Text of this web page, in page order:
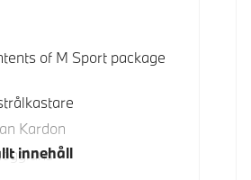
of M Sport package
Kardon
innehåll